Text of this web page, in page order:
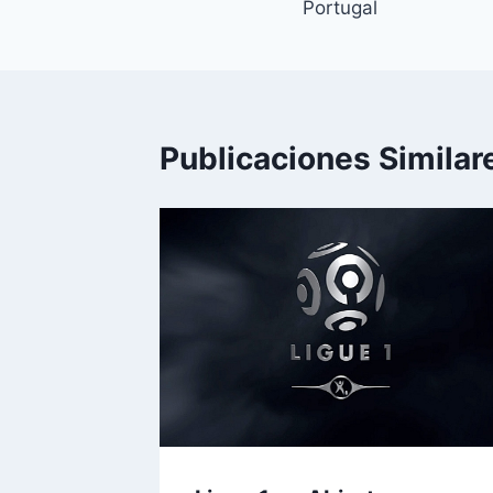
Portugal
Publicaciones